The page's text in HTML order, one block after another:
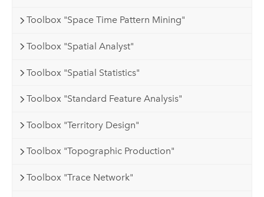
Toolbox "Space Time Pattern Mining"
Toolbox "Spatial Analyst"
Toolbox "Spatial Statistics"
Toolbox "Standard Feature Analysis"
Toolbox "Territory Design"
Toolbox "Topographic Production"
Toolbox "Trace Network"